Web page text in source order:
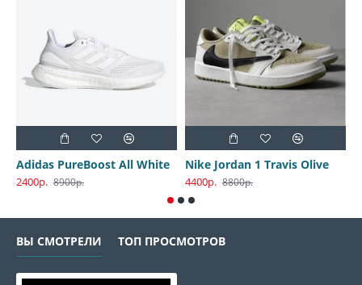
Adidas PureBoost All White
2400р. 8900р.
Nike Jordan 1 Travis Olive
4400р. 8800р.
ВЫ СМОТРЕЛИ ТОП ПРОСМОТРОВ